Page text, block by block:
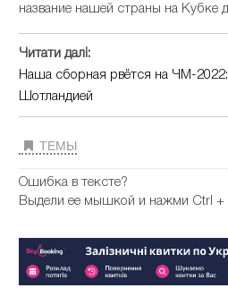
название нашей страны на Кубке
Читати далі:
Наша сборная рвётся на ЧМ-
Шотландией
ТЕМЫ
Ошибка в тексте?
Выдели ее мышкой и нажми Ctrl +